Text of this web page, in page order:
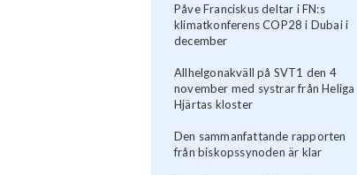
Påve Franciskus deltar i FN:s
klimatkonferens COP28 i Dubai i
december
Allhelgonakväll på SVT1 den 4
november med systrar från Heliga
Hjärtas kloster
Den sammanfattande rapporten
från biskopssynoden är klar